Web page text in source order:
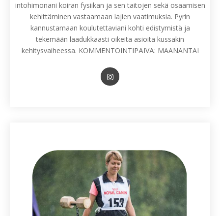
intohimonani koiran fysiikan ja sen taitojen sekä osaamisen
kehittäminen vastaamaan lajien vaatimuksia. Pyrin
kannustamaan koulutettaviani kohti edistymistä ja
tekemään laadukkaasti oikeita asioita kussakin
kehitysvaiheessa. KOMMENTOINTIPÄIVÄ: MAANANTAI